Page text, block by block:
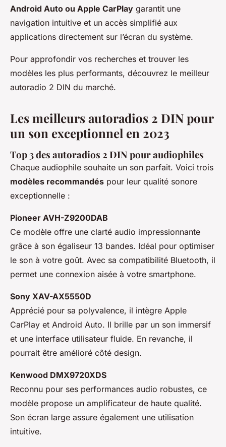
Android Auto ou Apple CarPlay garantit une
navigation intuitive et un accès simplifié aux
applications directement sur l’écran du système.
Pour approfondir vos recherches et trouver les
modèles les plus performants, découvrez le meilleur
autoradio 2 DIN du marché.
Les meilleurs autoradios 2 DIN pour
un son exceptionnel en 2023
Top 3 des autoradios 2 DIN pour audiophiles
Chaque audiophile souhaite un son parfait. Voici trois
modèles recommandés pour leur qualité sonore
exceptionnelle :
Pioneer AVH-Z9200DAB
Ce modèle offre une clarté audio impressionnante
grâce à son égaliseur 13 bandes. Idéal pour optimiser
le son à votre goût. Avec sa compatibilité Bluetooth, il
permet une connexion aisée à votre smartphone.
Sony XAV-AX5550D
Apprécié pour sa polyvalence, il intègre Apple
CarPlay et Android Auto. Il brille par un son immersif
et une interface utilisateur fluide. En revanche, il
pourrait être amélioré côté design.
Kenwood DMX9720XDS
Reconnu pour ses performances audio robustes, ce
modèle propose un amplificateur de haute qualité.
Son écran large assure également une utilisation
intuitive.